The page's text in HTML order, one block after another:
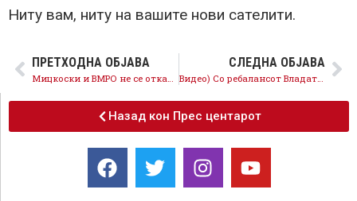
Ниту вам, ниту на вашите нови сателити.
ПРЕТХОДНА ОБЈАВА
Мицкоски и ВМРО не се откажуваат од намерата за манипулација со 200 илјади гласови од дијаспората
СЛЕДНА ОБЈАВА
Видео) Со ребалансот Владата на ВМРО крати пари од младите, а не од криминалните тендери
Назад кон Прес центарот